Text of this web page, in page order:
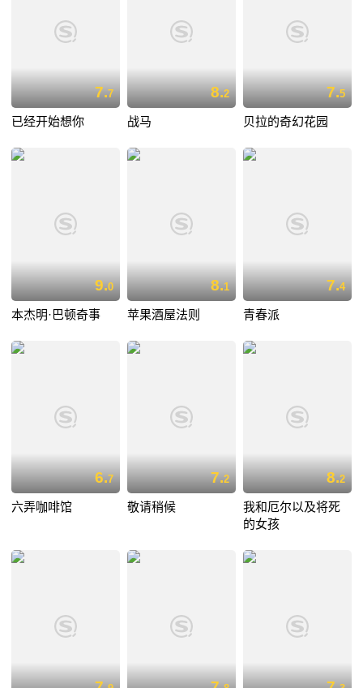
7.7
已经开始想你
8.2
战马
7.5
贝拉的奇幻花园
9.0
本杰明·巴顿奇事
8.1
苹果酒屋法则
7.4
青春派
6.7
六弄咖啡馆
7.2
敬请稍候
8.2
我和厄尔以及将死
的女孩